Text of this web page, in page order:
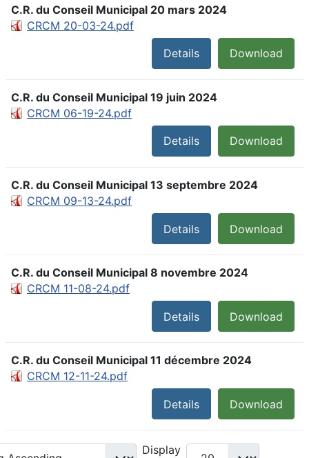
C.R. du Conseil Municipal 20 mars 2024
CRCM 20-03-24.pdf
Download
Details
C.R. du Conseil Municipal 19 juin 2024
CRCM 06-19-24.pdf
Download
Details
C.R. du Conseil Municipal 13 septembre 2024
CRCM 09-13-24.pdf
Download
Details
C.R. du Conseil Municipal 8 novembre 2024
CRCM 11-08-24.pdf
Download
Details
C.R. du Conseil Municipal 11 décembre 2024
CRCM 12-11-24.pdf
Download
Details
Display